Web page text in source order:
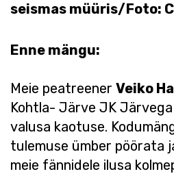
seismas müüris/Foto:
Enne mängu:
Meie peatreener Veiko
Kohtla- Järve JK Järvega
valusa kaotuse.
tulemuse ümber pöörata
meie fännidele ilusa